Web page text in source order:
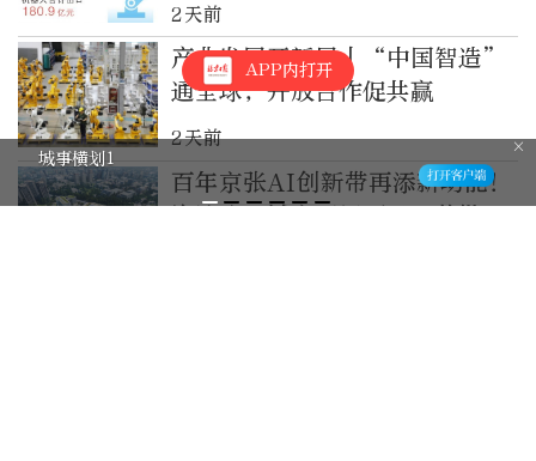
2天前
产业发展开新局丨“中国智造”
通全球，开放合作促共赢
2天前
百年京张AI创新带再添新动能！
APP内打开
城事横划1